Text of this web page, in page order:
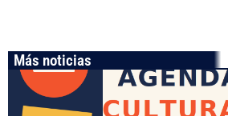
Más noticias